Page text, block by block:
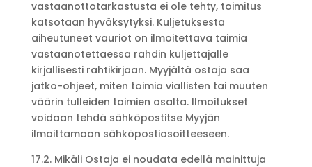
vastaanottotarkastusta ei ole tehty, toimitus
katsotaan hyväksytyksi. Kuljetuksesta
aiheutuneet vauriot on ilmoitettava taimia
vastaanotettaessa rahdin kuljettajalle
kirjallisesti rahtikirjaan. Myyjältä ostaja saa
jatko-ohjeet, miten toimia viallisten tai muuten
väärin tulleiden taimien osalta. Ilmoitukset
voidaan tehdä sähköpostitse Myyjän
ilmoittamaan sähköpostiosoitteeseen.
17.2. Mikäli Ostaja ei noudata edellä mainittuja